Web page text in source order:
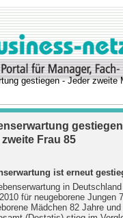
gestiegen - Jeder zweite
zweite Frau 85
ist erneut
in
für neugeborene Jungen
Mädchen 82 Jahre